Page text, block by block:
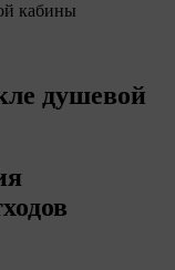
кабины
душевой